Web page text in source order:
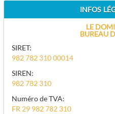
INFOS
LE
BUREAU
SIRET:
982 782 310 00014
SIREN:
982 782 310
Numéro de TVA:
FR 29 982 782 310